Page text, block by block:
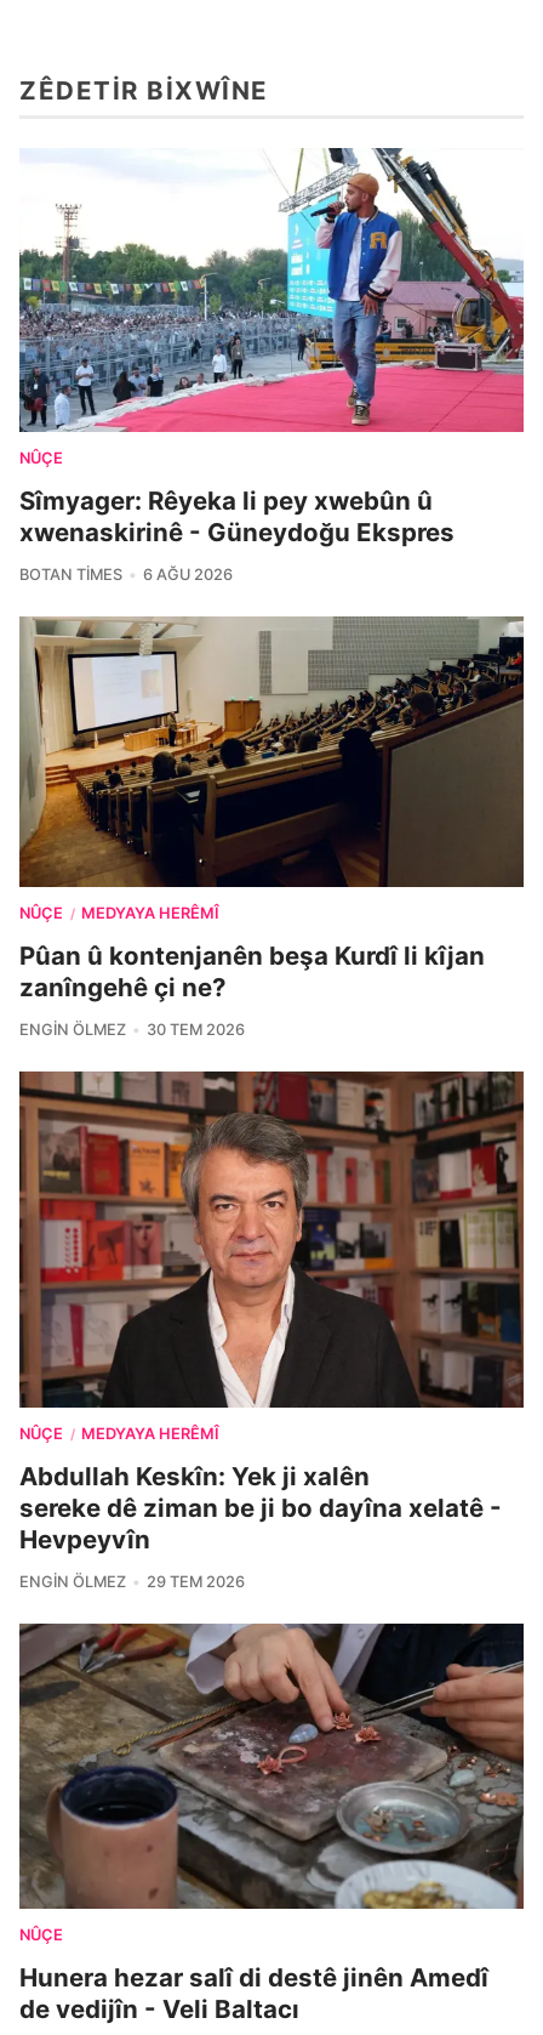
ZÊDETIR BIXWÎNE
NÛÇE
Sîmyager: Rêyeka li pey xwebûn û
xwenaskirinê - Güneydoğu Ekspres
BOTAN TIMES 6 AĞU 2026
NÛÇE / MEDYAYA HERÊMÎ
Pûan û kontenjanên beşa Kurdî li kîjan
zanîngehê çi ne?
ENGIN ÖLMEZ 30 TEM 2026
NÛÇE / MEDYAYA HERÊMÎ
Abdullah Keskîn: Yek ji xalên
sereke dê ziman be ji bo dayîna xelatê -
Hevpeyvîn
ENGIN ÖLMEZ 29 TEM 2026
NÛÇE
Hunera hezar salî di destê jinên Amedî
de vedijîn - Veli Baltacı